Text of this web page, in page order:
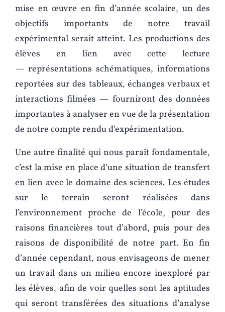
mise en œuvre en fin d’année scolaire, un des
objectifs importants de notre travail
expérimental serait atteint. Les productions des
élèves en lien avec cette lecture
— représentations schématiques, informations
reportées sur des tableaux, échanges verbaux et
interactions filmées — fourniront des données
importantes à analyser en vue de la présentation
de notre compte rendu d’expérimentation.
Une autre finalité qui nous paraît fondamentale,
c’est la mise en place d’une situation de transfert
en lien avec le domaine des sciences. Les études
sur le terrain seront réalisées dans
l’environnement proche de l’école, pour des
raisons financières tout d’abord, puis pour des
raisons de disponibilité de notre part. En fin
d’année cependant, nous envisageons de mener
un travail dans un milieu encore inexploré par
les élèves, afin de voir quelles sont les aptitudes
qui seront transférées des situations d’analyse